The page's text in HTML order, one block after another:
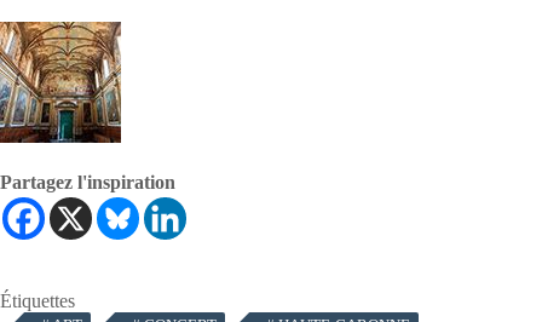
Partagez l'inspiration
Étiquettes